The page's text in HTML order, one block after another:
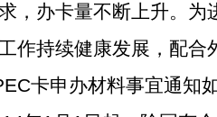
，办卡量不断上升。
作持续健康发展，配
卡申办材料事宜通知